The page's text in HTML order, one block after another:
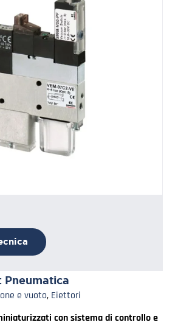
Pneumatica
e vuoto, Eiettori
con sistema di controllo e